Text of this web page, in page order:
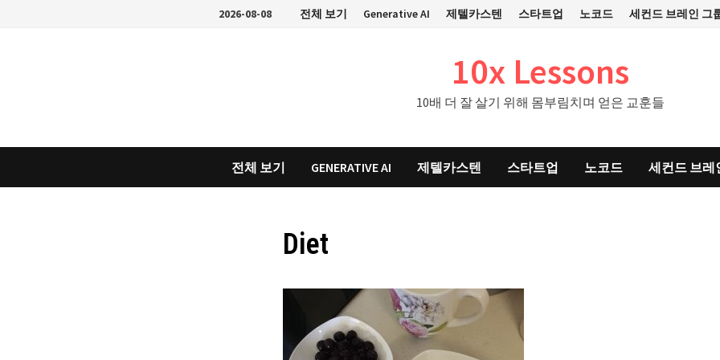
2026-08-08 전체 보기 Generative AI 제텔카스텐 스타트업 노코드 세컨드 브레인 그
10x Lessons
10배 더 잘 살기 위해 몸부림치며 얻은 교훈들
전체 보기 GENERATIVE AI 제텔카스텐 스타트업 노코드 세컨드 브레
Diet